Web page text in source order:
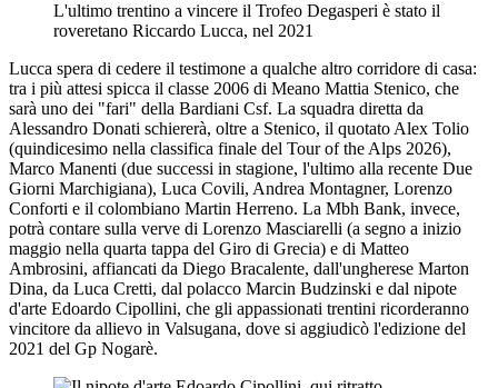
L'ultimo trentino a vincere il Trofeo Degasperi è stato il
roveretano Riccardo Lucca, nel 2021
Lucca spera di cedere il testimone a qualche altro corridore di casa:
tra i più attesi spicca il classe 2006 di Meano Mattia Stenico, che
sarà uno dei "fari" della Bardiani Csf. La squadra diretta da
Alessandro Donati schiererà, oltre a Stenico, il quotato Alex Tolio
(quindicesimo nella classifica finale del Tour of the Alps 2026),
Marco Manenti (due successi in stagione, l'ultimo alla recente Due
Giorni Marchigiana), Luca Covili, Andrea Montagner, Lorenzo
Conforti e il colombiano Martin Herreno. La Mbh Bank, invece,
potrà contare sulla verve di Lorenzo Masciarelli (a segno a inizio
maggio nella quarta tappa del Giro di Grecia) e di Matteo
Ambrosini, affiancati da Diego Bracalente, dall'ungherese Marton
Dina, da Luca Cretti, dal polacco Marcin Budzinski e dal nipote
d'arte Edoardo Cipollini, che gli appassionati trentini ricorderanno
vincitore da allievo in Valsugana, dove si aggiudicò l'edizione del
2021 del Gp Nogarè.